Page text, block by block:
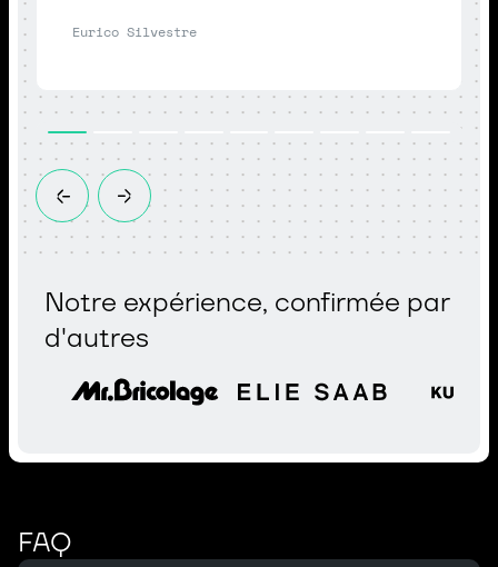
Eurico Silvestre
Notre expérience, confirmée par
d'autres
FAQ